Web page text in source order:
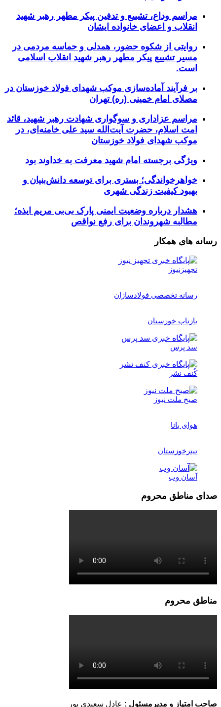
مراسم وداع، تشییع و تدفین پیکر مطهر رهبر شهید
انقلاب و اعضای خانواده ایشان
روایتی از شکوه حضور، همدلی و حماسه مردمی در
مسیر تشییع پیکر مطهر رهبر شهید انقلاب اسلامی
است.
بر فرآیند آماده‌سازی موکب شهدای فولاد خوزستان در
مصلای امام خمینی (ره) تهران
مراسم عزاداری و سوگواری شهادت رهبر شهید، قائد
امت اسلام، حضرت آیت‌الله سید علی خامنه‌ای، در
موکب شهدای فولاد خوزستان
ویژگی برجسته امام شهید معرفت به خداوند بود
خواهرخواندگی؛ بستری برای توسعه دانش‌بنیان و
بهبود کیفیت زندگی شهری
هشدار درباره وضعیت ایمنی پارک بی‌بی مریم ایذه؛
مطالبه شهروندان برای رفع نواقص
رسانه های همکار
تجهیزنیوز
رسانه تخصصی فولادسازان
بازتاب خوزستان
سد پرس
کُنف نشر
صبح ملت نیوز
هوای بانا
تیترخوزستان
آسان وب
صدای مناطق محروم
مناطق محروم
صاحب امتیاز و مدیرمسئول : عادل سعیدی پور